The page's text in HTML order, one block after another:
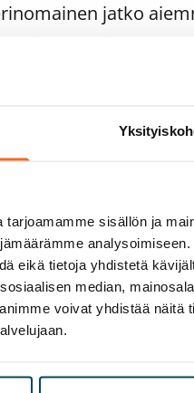
sisällön ja
eikä tietoja yhdistetä
median,
voivat yhdistää näitä
jatko
SATOn
SATOn
kasvattanut
Tärkeä
joka